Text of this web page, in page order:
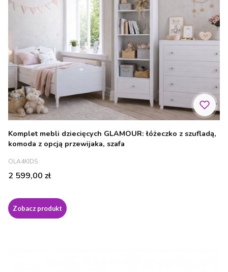
Komplet mebli dziecięcych GLAMOUR: łóżeczko z szufladą,
komoda z opcją przewijaka, szafa
PRODUCENT
OLA4KIDS
Cena
2 599,00 zł
Zobacz produkt